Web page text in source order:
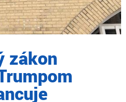
zákon